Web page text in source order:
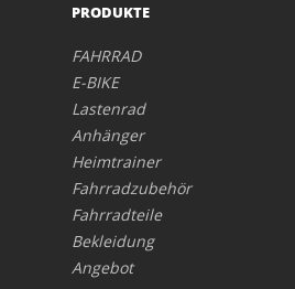
PRODUKTE
FAHRRAD
E-BIKE
Lastenrad
Anhänger
Heimtrainer
Fahrradzubehör
Fahrradteile
Bekleidung
Angebot